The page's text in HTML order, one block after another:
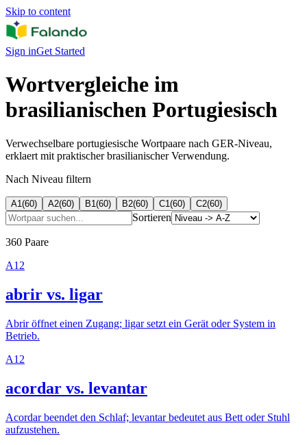
Skip to content
Sign inGet Started
Wortvergleiche im
brasilianischen Portugiesisch
Verwechselbare portugiesische Wortpaare nach GER-Niveau,
erklaert mit praktischer brasilianischer Verwendung.
Nach Niveau filtern
A1 (60) A2(60) B1 (60) B2(60) C1 (60) C2(60)
Sortieren
360 Paare
A1 2
abrir vs. ligar
Abrir öffnet einen Zugang; ligar setzt ein Gerät oder System in
Betrieb.
A1 2
acordar vs. levantar
Acordar beendet den Schlaf; levantar bedeutet aus Bett oder Stuhl
aufzustehen.